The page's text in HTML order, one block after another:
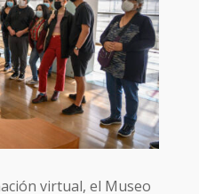
virtual, el Museo